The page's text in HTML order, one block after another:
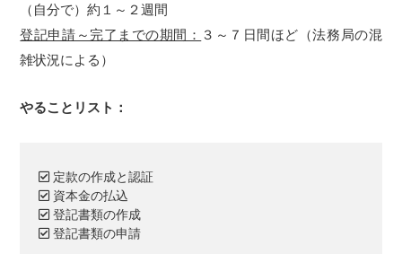
（自分で）約１～２週間
登記申請～完了までの期間： ３～７日間ほど（法務局の混
雑状況による）
やることリスト：
定款の作成と認証
資本金の払込
登記書類の作成
登記書類の申請